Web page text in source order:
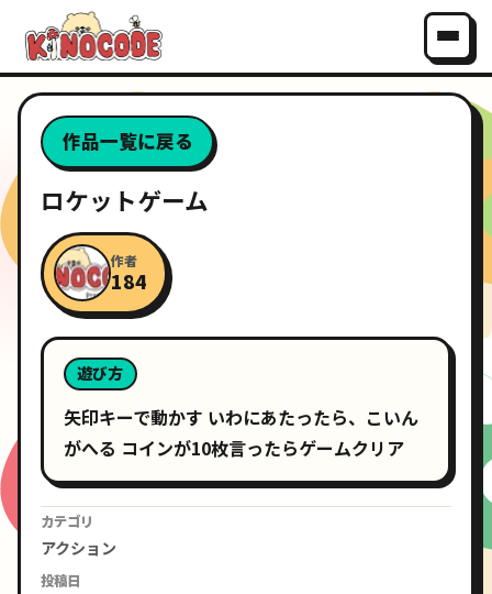
作品一覧に戻る
ロケットゲーム
作者
184
遊び方
矢印キーで動かす いわにあたったら、こいん
がへる コインが10枚言ったらゲームクリア
カテゴリ
アクション
投稿日